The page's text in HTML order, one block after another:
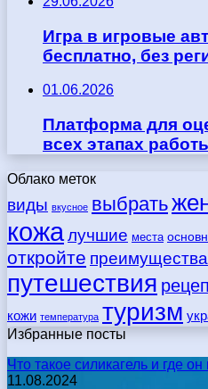
Игра в игровые
бесплатно, без
01.06.2026
Платформа для
всех этапах
Облако меток
виды вкусное выбрать
кожалучшие места
откройте преимущества
путешествия
кожи температура туризм
Избранные посты
Что такое силикагель и где
11.08.2024